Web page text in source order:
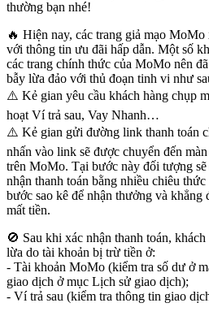
thường bạn nhé!
🔥 Hiện nay, các trang giả mạo
với thông tin ưu đãi hấp dẫn. Một số
các trang chính thức của MoMo nên
bẫy lừa đảo với thủ đoạn tinh vi như
⚠️ Kẻ gian yêu cầu khách hàng chụp
hoạt Ví trả sau, Vay Nhanh…
⚠️ Kẻ gian gửi đường link thanh toán
nhấn vào link sẽ được chuyển đến
trên MoMo. Tại bước này đối tượng
nhận thanh toán bằng nhiều chiêu
bước sao kê để nhận thưởng và khẳng
mất tiền.
🚫 Sau khi xác nhận thanh toán,
lừa do tài khoản bị trừ tiền ở:
- Tài khoản MoMo (kiểm tra số dư ở
giao dịch ở mục Lịch sử giao dịch);
- Ví trả sau (kiểm tra thông tin giao